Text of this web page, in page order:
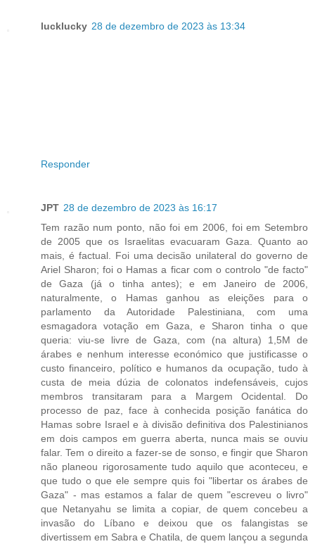
lucklucky 28 de dezembro de 2023 às 13:34
Responder
JPT 28 de dezembro de 2023 às 16:17
Tem razão num ponto, não foi em 2006, foi em Setembro
de 2005 que os Israelitas evacuaram Gaza. Quanto ao
mais, é factual. Foi uma decisão unilateral do governo de
Ariel Sharon; foi o Hamas a ficar com o controlo "de facto"
de Gaza (já o tinha antes); e em Janeiro de 2006,
naturalmente, o Hamas ganhou as eleições para o
parlamento da Autoridade Palestiniana, com uma
esmagadora votação em Gaza, e Sharon tinha o que
queria: viu-se livre de Gaza, com (na altura) 1,5M de
árabes e nenhum interesse económico que justificasse o
custo financeiro, político e humanos da ocupação, tudo à
custa de meia dúzia de colonatos indefensáveis, cujos
membros transitaram para a Margem Ocidental. Do
processo de paz, face à conhecida posição fanática do
Hamas sobre Israel e à divisão definitiva dos Palestinianos
em dois campos em guerra aberta, nunca mais se ouviu
falar. Tem o direito a fazer-se de sonso, e fingir que Sharon
não planeou rigorosamente tudo aquilo que aconteceu, e
que tudo o que ele sempre quis foi "libertar os árabes de
Gaza" - mas estamos a falar de quem "escreveu o livro"
que Netanyahu se limita a copiar, de quem concebeu a
invasão do Líbano e deixou que os falangistas se
divertissem em Sabra e Chatila, de quem lançou a segunda